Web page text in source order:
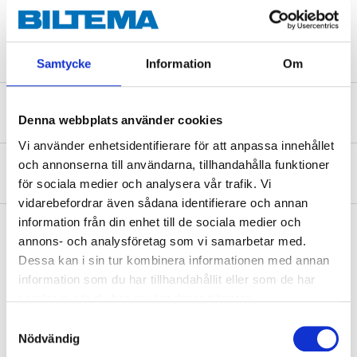
Samtycke Information Om
Denna webbplats använder cookies
Vi använder enhetsidentifierare för att anpassa innehållet
och annonserna till användarna, tillhandahålla funktioner
för sociala medier och analysera vår trafik. Vi
vidarebefordrar även sådana identifierare och annan
information från din enhet till de sociala medier och
annons- och analysföretag som vi samarbetar med.
Dessa kan i sin tur kombinera informationen med annan
information som du har tillhandahållit eller som de har
Nödvändig
Volym
Säkerhetsinformation och övriga dokument
Om tillverkaren
Köp & Hämta